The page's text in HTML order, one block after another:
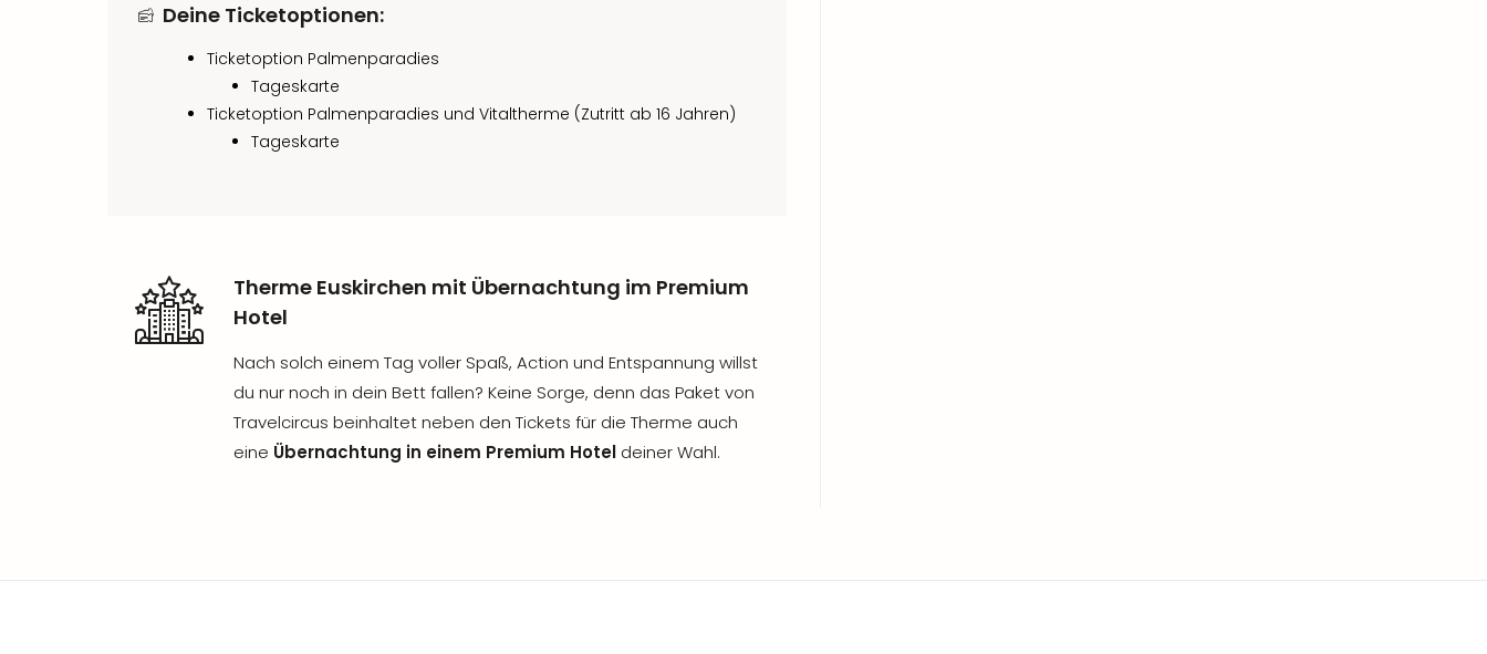
Deine Ticketoptionen:
Ticketoption Palmenparadies
Tageskarte
Ticketoption Palmenparadies und Vitaltherme (Zutritt ab 16 Jahren)
Tageskarte
Therme Euskirchen mit Übernachtung im Premium
Hotel
Nach solch einem Tag voller Spaß, Action und Entspannung willst
du nur noch in dein Bett fallen? Keine Sorge, denn das Paket von
Travelcircus beinhaltet neben den Tickets für die Therme auch
eine Übernachtung in einem Premium Hotel deiner Wahl.